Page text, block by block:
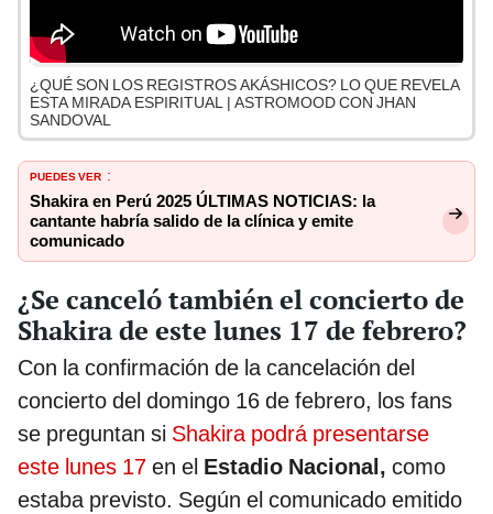
¿QUÉ SON LOS REGISTROS AKÁSHICOS? LO QUE REVELA
ESTA MIRADA ESPIRITUAL | ASTROMOOD CON JHAN
SANDOVAL
PUEDES VER :
Shakira en Perú 2025 ÚLTIMAS NOTICIAS: la
cantante habría salido de la clínica y emite
comunicado
¿Se canceló también el concierto de
Shakira de este lunes 17 de febrero?
Con la confirmación de la cancelación del
concierto del domingo 16 de febrero, los fans
se preguntan si Shakira podrá presentarse
este lunes 17 en el Estadio Nacional, como
estaba previsto. Según el comunicado emitido